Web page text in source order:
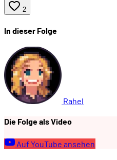
00:34:17
00:43:20 Vault City
2
In dieser Folge
Rahel
Die Folge als Video
Auf YouTube ansehen